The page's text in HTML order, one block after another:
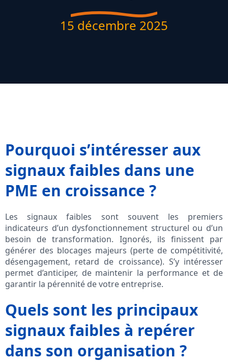
15 décembre 2025
Pourquoi s’intéresser aux
signaux faibles dans une
PME en croissance ?
Les signaux faibles sont souvent les premiers
indicateurs d’un dysfonctionnement structurel ou d’un
besoin de transformation. Ignorés, ils finissent par
générer des blocages majeurs (perte de compétitivité,
désengagement, retard de croissance). S’y intéresser
permet d’anticiper, de maintenir la performance et de
garantir la pérennité de votre entreprise.
Quels sont les principaux
signaux faibles à repérer
dans son organisation ?